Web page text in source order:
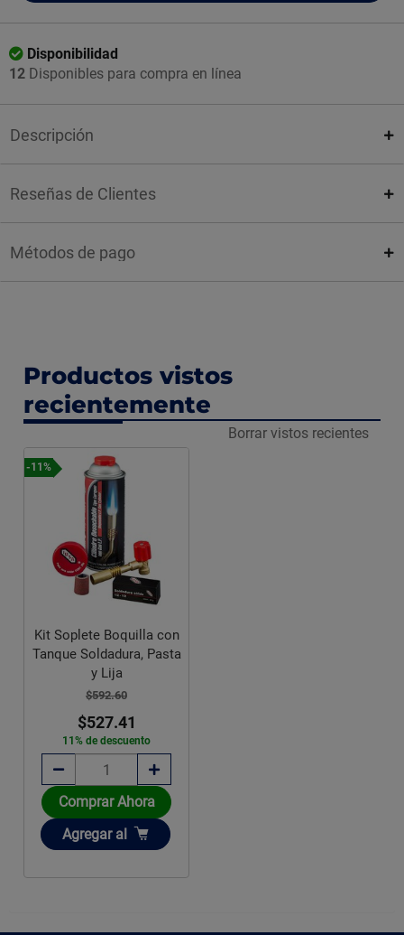
Disponibilidad
12 Disponibles para compra en línea
Descripción
Reseñas de Clientes
Métodos de pago
Productos vistos
recientemente
Borrar vistos recientes
-11%
Kit Soplete Boquilla con
Tanque Soldadura, Pasta
y Lija
$592.60
$527.41
11% de descuento
Comprar Ahora
Añadir
Agregar al